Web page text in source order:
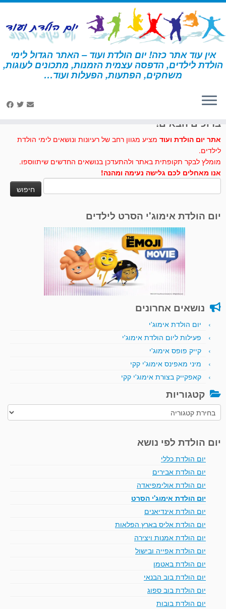
דלג
לתוכן
אין עוד אתר כזה! יום הולדת ועוד – האתר הגדול לימי
הולדת לילדים, הדפסה עצמית הזמנות, מתכונים לעוגות,
משחקים, הפתעות, הפעלות ועוד… דף הבית » יום הולדת כללי » תחפושת ליצן בקלי קלות
ברוכים הבאים!
אתר יום הולדת ועוד מציע מגוון רחב של רעיונות ונושאים לימי הולדת
לילדים.
מומלץ לבקר תקופתית באתר ולהתעדכן בנושאים החדשים שיתווספו.
אנו מאחלים לכם גלישה נעימה ומהנה!
יום הולדת אימוג'י הסרט לילדים
נושאים אחרונים
יום הולדת אימוג'י
פעילות ליום הולדת אימוג'י
קייק פופס אימוג'י
מיני מאפינס אימוג'י קקי
קאפקייק בצורת אימוג'י קקי
קטגוריות
קטגוריות
יום הולדת לפי נושא
יום הולדת כללי
יום הולדת אבירים
יום הולדת אולימפיאדה
יום הולדת אימוג'י הסרט
יום הולדת אינדיאנים
יום הולדת אליס בארץ הפלאות
יום הולדת אמנות ויצירה
יום הולדת אפייה ובישול
יום הולדת באטמן
יום הולדת בוב הבנאי
יום הולדת בוב ספוג
יום הולדת בובות